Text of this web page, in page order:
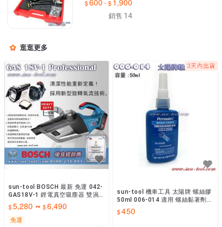
測 光陽三陽
-
銷售 14
逛逛更多
sun-tool BOSCH 最新 免運 042-
GAS18V-1 鋰電真空吸塵器 雙渦
流氣旋 電池套裝組
5,280 ~ 6,490
免運
sun-tool 機車工具 太陽牌 螺絲膠
50ml 006-014 適用 螺絲黏著劑
固定膠 防止鬆脫
450